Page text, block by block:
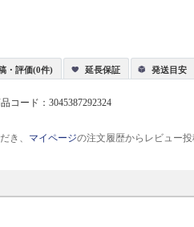
・評価(0件) 延長保証 発送目安
コード：3045387292324
き、 マイページの注文履歴からレビュー